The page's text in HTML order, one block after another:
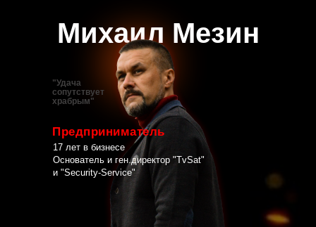
Михаил Мезин
Предприниматель
17 лет в бизнесе
Основатель и ген.директор "TvSat"
и "Security-Service"
"Удача
сопутствует
храбрым"